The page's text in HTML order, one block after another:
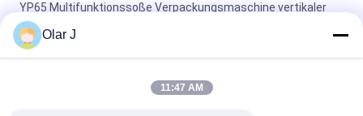
YP65 Multifunktionssoße Verpackungsmaschine vertikaler
Typ Salatsoße Eispackung Silikonöl
2600W 15KHZ Normative Schweißmaschine für Kunststoffe
MP - 1526B/1518/1530/1532
Olar J
11:47 AM